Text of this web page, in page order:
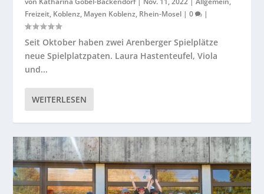
Freizeit, Koblenz, Mayen Koblenz, Rhein-Mosel |0 |
Seit Oktober haben zwei Arenberger Spielplätze
neue Spielplatzpaten. Laura Hastenteufel, Viola
und...
WEITERLESEN